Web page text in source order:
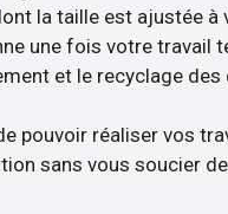
la taille est ajustée à
une fois votre travail
et le recyclage des
pouvoir réaliser vos
sans vous soucier